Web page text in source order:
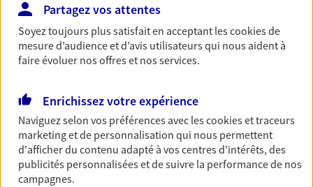
Accompagner vos projets de
vie
Achat immobilier, installation, départ à la retraite…
d'assurance et d'épargne. Recevez un conseil d'expert
cohérent avec vos besoins
Vous aider à constituer une
épargne
Partagez vos attentes
Soyez toujours plus satisfait en acceptant lescookiesde
mesure d’audience et d’avis utilisateurs qui nous aident à
faire évoluer nos offres et nos services.
Enrichissez votre expérience
Naviguez selon vos préférences avec lescookies et traceurs
marketing et de personnalisation qui nous permettent
d'afficher du contenu adapté à vos centres d'intérêts, des
publicités personnalisées et de suivre la performance de nos
campagnes.